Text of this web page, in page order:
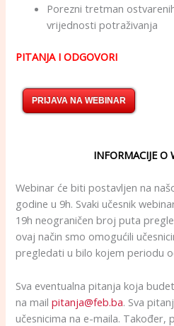
Porezni tretman
vrijednosti potraživanja
PITANJA I ODGOVORI
PRIJAVA NA WEBINAR
INFORMACIJE O
Webinar će biti postavljen na
godine u 9h. Svaki učesnik
19h neograničen broj puta
ovaj način smo omogućili
pregledati u bilo kojem periodu
Sva eventualna pitanja koja
na mailpitanja@feb.ba. Sva
učesnicima na e-maila.